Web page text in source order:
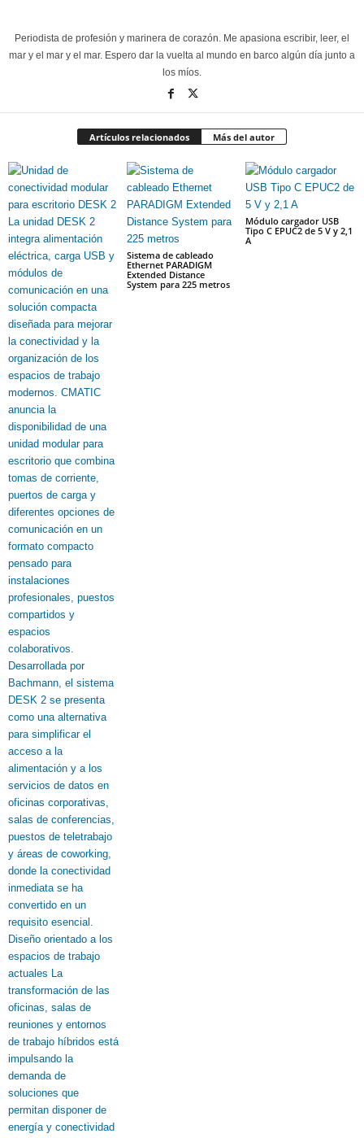
Periodista de profesión y marinera de corazón. Me apasiona escribir, leer, el
mar y el mar y el mar. Espero dar la vuelta al mundo en barco algún día junto a
los míos.
Artículos relacionados Más del autor
Sistema de cableado
Ethernet PARADIGM
Extended Distance
System para 225 metros
Módulo cargador USB
Tipo C EPUC2 de 5 V y 2,1
A